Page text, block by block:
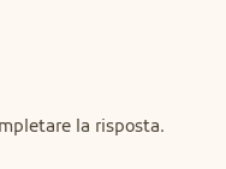
la risposta.